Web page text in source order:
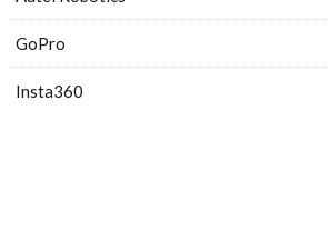
GoPro
Insta360